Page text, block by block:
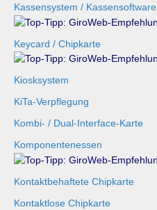
Kassensystem / Kassensoftware
Keycard / Chipkarte
Kiosksystem
KiTa-Verpflegung
Kombi- / Dual-Interface-Karte
Komponentenessen
Kontaktbehaftete Chipkarte
Kontaktlose Chipkarte